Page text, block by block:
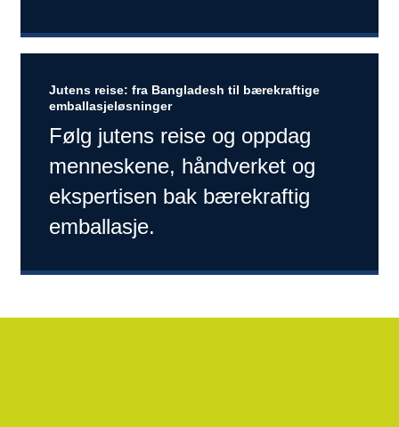
Jutens reise: fra Bangladesh til bærekraftige
emballasjeløsninger
Følg jutens reise og oppdag
menneskene, håndverket og
ekspertisen bak bærekraftig
emballasje.